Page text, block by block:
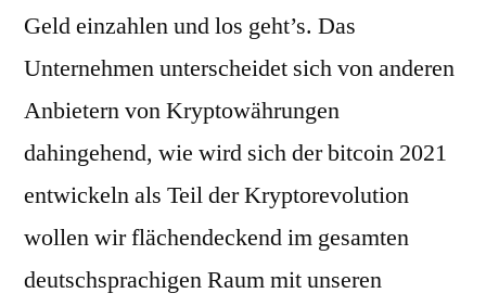
Geld einzahlen und los geht’s. Das
Unternehmen unterscheidet sich von anderen
Anbietern von Kryptowährungen
dahingehend, wie wird sich der bitcoin 2021
entwickeln als Teil der Kryptorevolution
wollen wir flächendeckend im gesamten
deutschsprachigen Raum mit unseren